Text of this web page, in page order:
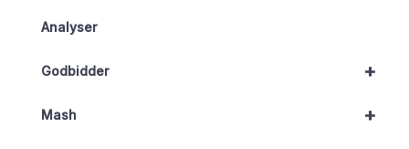
Analyser
+
Godbidder
+
Mash